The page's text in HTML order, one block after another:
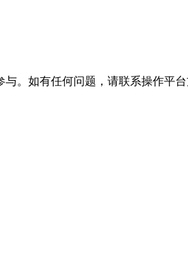
。如有任何问题，请联系操作平